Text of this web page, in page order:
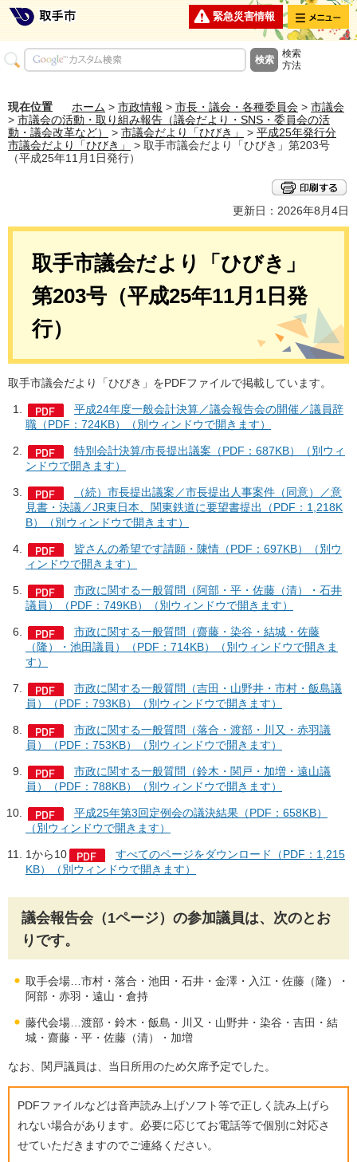
緊急災害情報 メニュー
検索
方法
現在位置 ホーム > 市政情報 > 市長・議会・各種委員会 > 市議会
> 市議会の活動・取り組み報告（議会だより・SNS・委員会の活
動・議会改革など）
> 市議会だより「ひびき」 > 平成25年発行分
市議会だより「ひびき」
> 取手市議会だより「ひびき」第203号
（平成25年11月1日発行）
更新日：2026年8月4日
取手市議会だより「ひびき」
第203号（平成25年11月1日発
行）
取手市議会だより「ひびき」をPDFファイルで掲載しています。
平成24年度一般会計決算／議会報告会の開催／議員辞
職（PDF：724KB）（別ウィンドウで開きます）
特別会計決算/市長提出議案（PDF：687KB）（別ウィ
ンドウで開きます）
（続）市長提出議案／市長提出人事案件（同意）／意
見書・決議／JR東日本、関東鉄道に要望書提出（PDF：1,218K
B）（別ウィンドウで開きます）
皆さんの希望です請願・陳情（PDF：697KB）（別ウ
ィンドウで開きます）
市政に関する一般質問（阿部・平・佐藤（清）・石井
議員）（PDF：749KB）（別ウィンドウで開きます）
市政に関する一般質問（齋藤・染谷・結城・佐藤
（隆）・池田議員）（PDF：714KB）（別ウィンドウで開きま
す）
市政に関する一般質問（吉田・山野井・市村・飯島議
員）（PDF：793KB）（別ウィンドウで開きます）
市政に関する一般質問（落合・渡部・川又・赤羽議
員）（PDF：753KB）（別ウィンドウで開きます）
市政に関する一般質問（鈴木・関戸・加増・遠山議
員）（PDF：788KB）（別ウィンドウで開きます）
平成25年第3回定例会の議決結果（PDF：658KB）
（別ウィンドウで開きます）
1から10
すべてのページをダウンロード（PDF：1,215
KB）（別ウィンドウで開きます）
議会報告会（1ページ）の参加議員は、次のとお
りです。
取手会場…市村・落合・池田・石井・金澤・入江・佐藤（隆）・
阿部・赤羽・遠山・倉持
藤代会場…渡部・鈴木・飯島・川又・山野井・染谷・吉田・結
城・齋藤・平・佐藤（清）・加増
なお、関戸議員は、当日所用のため欠席予定でした。
PDFファイルなどは音声読み上げソフト等で正しく読み上げら
れない場合があります。必要に応じてお電話等で個別に対応さ
せていただきますのでご連絡ください。